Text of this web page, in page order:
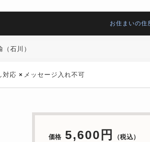
お住まいの住
石川）
対応 × メッセージ入れ不可
価格 5,600円 （税込）